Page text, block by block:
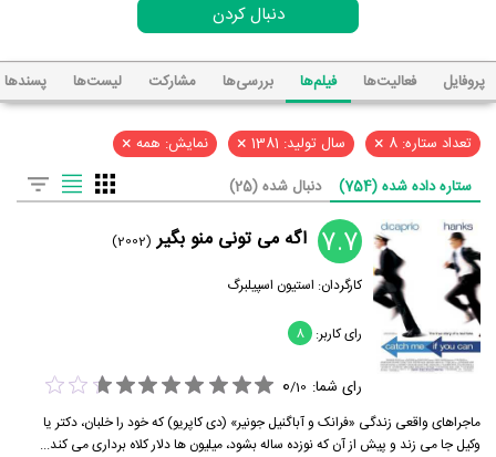
دنبال کردن
پروفایل فعالیت‌ها فیلم‌ها بررسی‌ها مشارکت لیست‌ها پسند‌ها
تعداد ستاره: 8 × سال تولید: 1381 × نمایش: همه ×
ستاره داده شده (754) دنبال شده (25)
7.7 اگه می تونی منو بگیر (2002)
کارگردان: استیون اسپیلبرگ
رای کاربر: 8
رای شما: 0/10
ماجراهای واقعی زندگی «فرانک و آباگنیل جونیر» (دی کاپریو) که خود را خلبان، دکتر یا
وکیل جا می زند و پیش از آن که نوزده ساله بشود، میلیون ها دلار کلاه برداری می کند...